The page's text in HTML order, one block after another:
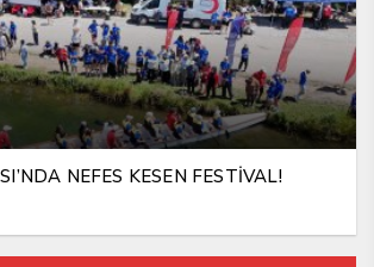
NEFES KESEN FESTİVAL!